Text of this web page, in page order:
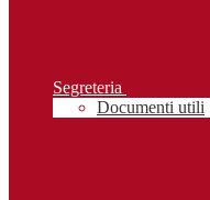
Segreteria
Documenti utili